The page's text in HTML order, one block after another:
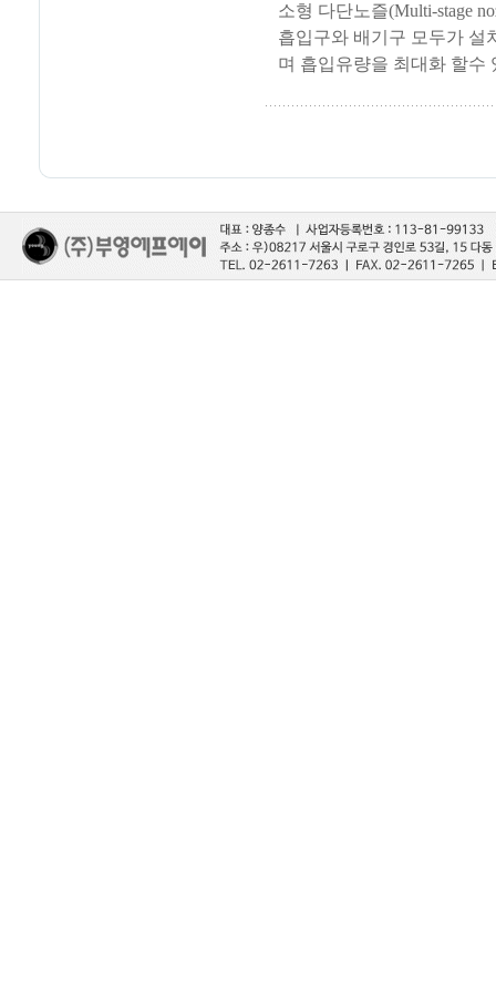
소형 다단노즐(Multi-stage
흡입구와 배기구 모두가 설
며 흡입유량을 최대화 할수